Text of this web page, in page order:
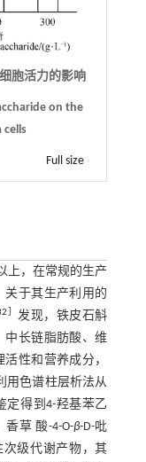
胞活力的影响
on the
cells
Full size
上，在常规的生产
关于其生产利用的
发现，铁皮石斛
中长链脂肪酸、维
性和营养成分，
用色谱柱层析法从
定得到4-羟基苯乙
香草 酸-4-O-β-D-吡
次级代谢产物，其